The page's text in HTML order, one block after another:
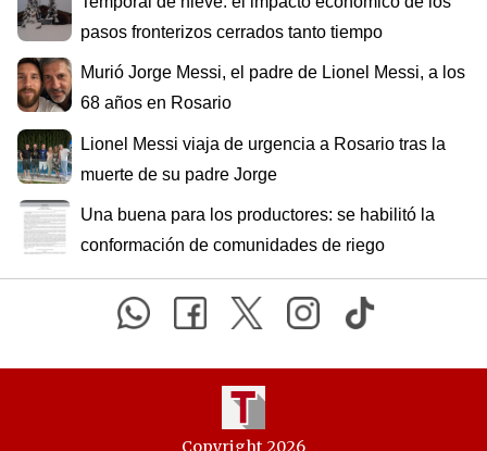
pasos fronterizos cerrados tanto tiempo
Murió Jorge Messi, el padre de Lionel Messi, a los
68 años en Rosario
Lionel Messi viaja de urgencia a Rosario tras la
muerte de su padre Jorge
Una buena para los productores: se habilitó la
conformación de comunidades de riego
Copyright 2026